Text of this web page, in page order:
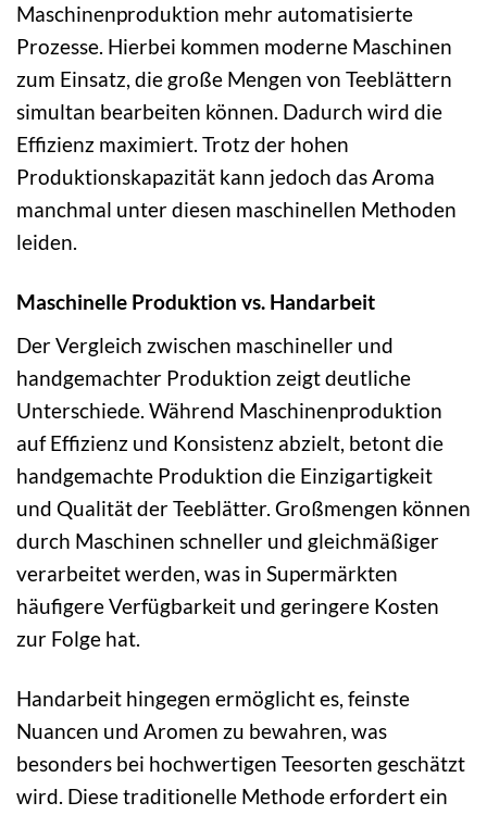
Maschinenproduktion mehr automatisierte
Prozesse. Hierbei kommen moderne Maschinen
zum Einsatz, die große Mengen von Teeblättern
simultan bearbeiten können. Dadurch wird die
Effizienz maximiert. Trotz der hohen
Produktionskapazität kann jedoch das Aroma
manchmal unter diesen maschinellen Methoden
leiden.
Maschinelle Produktion vs. Handarbeit
Der Vergleich zwischen maschineller und
handgemachter Produktion zeigt deutliche
Unterschiede. Während Maschinenproduktion
auf Effizienz und Konsistenz abzielt, betont die
handgemachte Produktion die Einzigartigkeit
und Qualität der Teeblätter. Großmengen können
durch Maschinen schneller und gleichmäßiger
verarbeitet werden, was in Supermärkten
häufigere Verfügbarkeit und geringere Kosten
zur Folge hat.
Handarbeit hingegen ermöglicht es, feinste
Nuancen und Aromen zu bewahren, was
besonders bei hochwertigen Teesorten geschätzt
wird. Diese traditionelle Methode erfordert ein